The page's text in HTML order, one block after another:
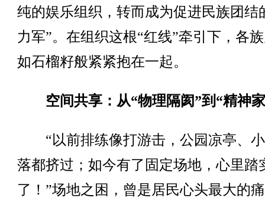
纯的娱乐组织，转而成为促进民族团结
力军”。在组织这根“红线”牵引下，各
如石榴籽般紧紧抱在一起。
空间共享：从“物理隔阂”到“精神
“以前排练像打游击，公园凉亭、
落都挤过；如今有了固定场地，心里踏
了！”场地之困，曾是居民心头最大的